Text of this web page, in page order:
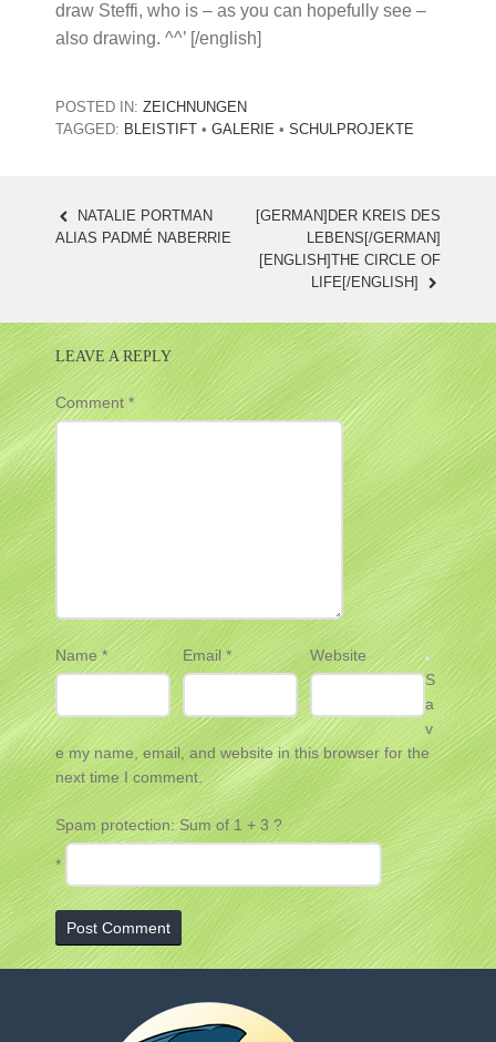
draw Steffi, who is – as you can hopefully see –
also drawing. ^^’ [/english]
POSTED IN: ZEICHNUNGEN
TAGGED: BLEISTIFT • GALERIE • SCHULPROJEKTE
POST
NATALIE PORTMAN
ALIAS PADMÉ NABERRIE
[GERMAN]DER KREIS DES
LEBENS[/GERMAN]
[ENGLISH]THE CIRCLE OF
LIFE[/ENGLISH]
LEAVE A REPLY
Comment*
Name* Email *
Website
S
a
v
e my name, email, and website in this browser for the
next time I comment.
Spam protection: Sum of 1 + 3 ?
*